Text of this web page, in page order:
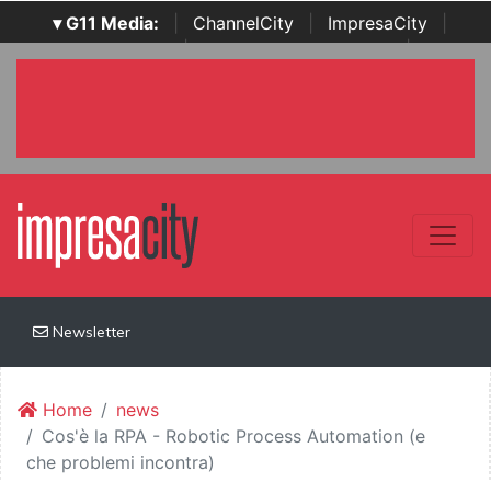
▾ G11 Media: ChannelCity ImpresaCity
SecurityOpenLab | Italian Channel Awards | Italian
Newsletter
Home
news
Cos'è la RPA - Robotic Process Automation (e
che problemi incontra)